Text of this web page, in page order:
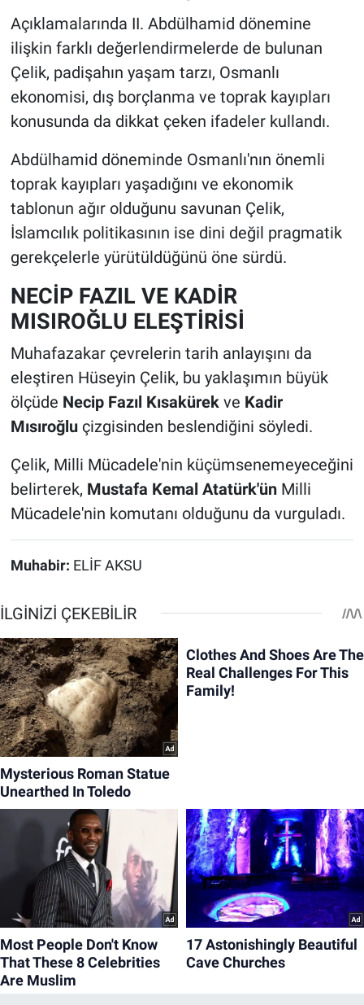
Açıklamalarında II. Abdülhamid dönemine
ilişkin farklı değerlendirmelerde de bulunan
Çelik, padişahın yaşam tarzı, Osmanlı
ekonomisi, dış borçlanma ve toprak kayıpları
konusunda da dikkat çeken ifadeler kullandı.
Abdülhamid döneminde Osmanlı'nın önemli
toprak kayıpları yaşadığını ve ekonomik
tablonun ağır olduğunu savunan Çelik,
İslamcılık politikasının ise dini değil pragmatik
gerekçelerle yürütüldüğünü öne sürdü.
NECİP FAZIL VE KADİR
MISIROĞLU ELEŞTİRİSİ
Muhafazakar çevrelerin tarih anlayışını da
eleştiren Hüseyin Çelik, bu yaklaşımın büyük
ölçüde Necip Fazıl Kısakürekve Kadir
Mısıroğluçizgisinden beslendiğini söyledi.
Çelik, Milli Mücadele'nin küçümsenemeyeceğini
belirterek, Mustafa Kemal Atatürk'ünMilli
Mücadele'nin komutanı olduğunu da vurguladı.
Muhabir: ELİF AKSU